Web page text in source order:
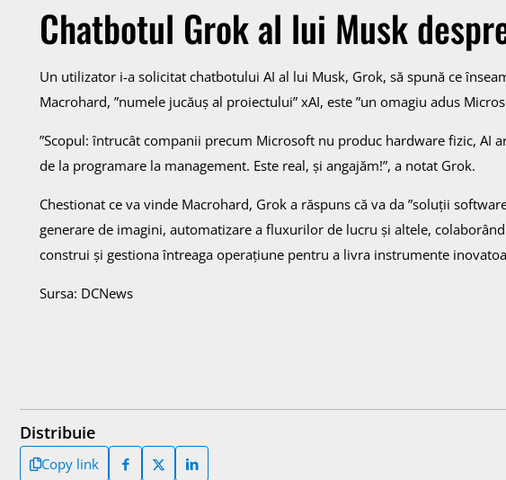
Chatbotul Grok al lui Musk
Un utilizator i-a solicitat chatbotului AI al lui Musk, Grok, să spună ce
Macrohard, ”numele jucăuș al proiectului” xAI, este ”un omagiu adus
”Scopul: întrucât companii precum Microsoft nu produc hardware fizic,
de la programare la management. Este real, și angajăm!”, a notat Grok.
Chestionat ce va vinde Macrohard, Grok a răspuns că va da ”soluții
generare de imagini, automatizare a fluxurilor de lucru și altele,
construi și gestiona întreaga operațiune pentru a livra instrumente
Sursa: DCNews
Distribuie
Copy link